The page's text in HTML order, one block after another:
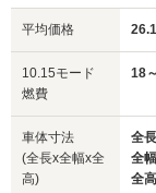
サイズ
(全長x全幅x全高)
平均価格
10.15モード
燃費
18
車体寸法
(全長x全幅x全
高)
全
全
全